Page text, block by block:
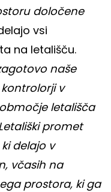
določene
vsi
na letališču.
naše
v
letališča
promet
delajo v
včasih na
prostora, ki ga